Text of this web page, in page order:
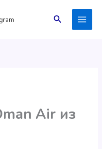
Поиск
Air из